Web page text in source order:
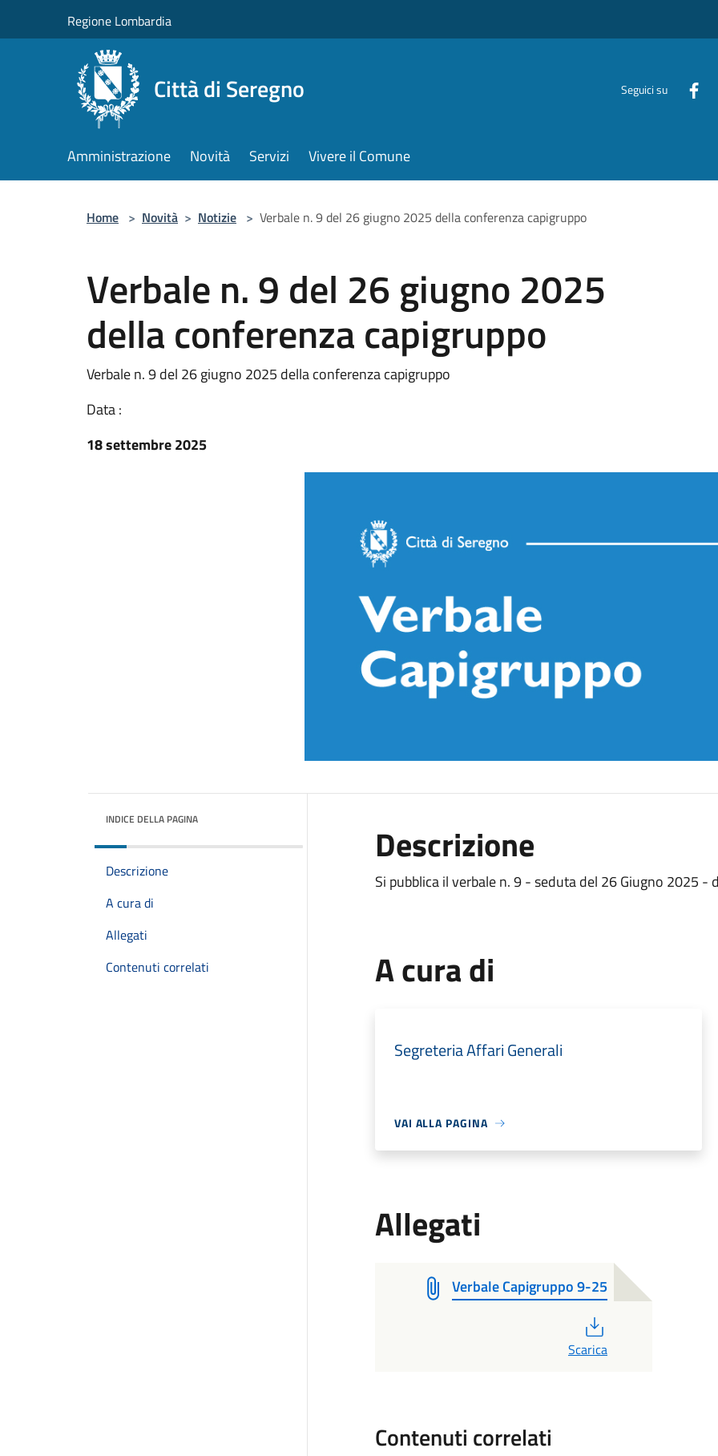
Regione Lombardia
Città di Seregno Seguici su
Amministrazione Novità Servizi Vivere il Comune
Home > Novità > Notizie > Verbale n. 9 del 26 giugno 2025 della conferenza capigruppo
Verbale n. 9 del 26 giugno 2025
della conferenza capigruppo
Verbale n. 9 del 26 giugno 2025 della conferenza capigruppo
Data :
18 settembre 2025
INDICE DELLA PAGINA
Descrizione
A cura di
Allegati
Contenuti correlati
Descrizione
Si pubblica il verbale n. 9 - seduta del 26 Giugno 2025 -
A cura di
Segreteria Affari Generali
VAI ALLA PAGINA
Allegati
Verbale Capigruppo 9-25
Scarica
Contenuti correlati